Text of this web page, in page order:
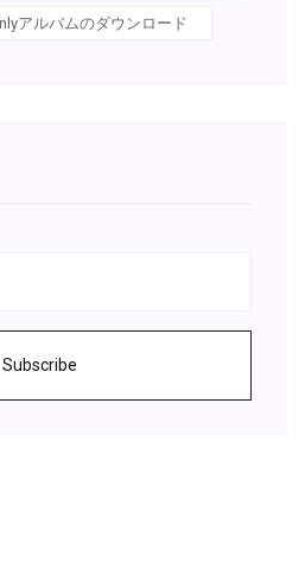
アルバムのダウンロード
Subscribe